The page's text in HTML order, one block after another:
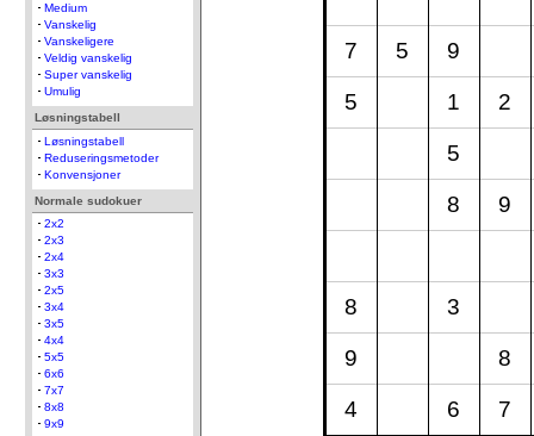
Medium
Vanskelig
Vanskeligere
Veldig vanskelig
Super vanskelig
Umulig
Løsningstabell
Løsningstabell
Reduseringsmetoder
Konvensjoner
Normale sudokuer
2x2
2x3
2x4
3x3
2x5
3x4
3x5
4x4
5x5
6x6
7x7
8x8
9x9
7 5 9
5 1 2
5
8 9
8 3
9 8
4 6 7